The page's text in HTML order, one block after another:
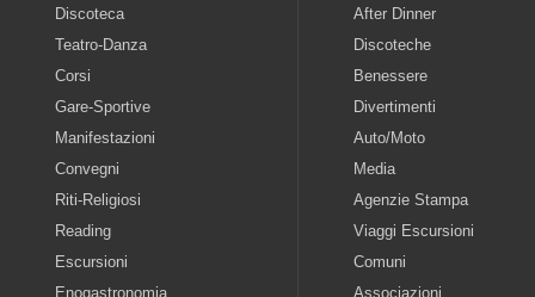
Discoteca
Teatro-Danza
Corsi
Gare-Sportive
Manifestazioni
Convegni
Riti-Religiosi
Reading
Escursioni
Enogastronomia
After Dinner
Discoteche
Benessere
Divertimenti
Auto/Moto
Media
Agenzie Stampa
Viaggi Escursioni
Comuni
Associazioni